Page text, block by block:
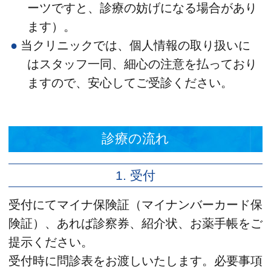
ーツですと、診療の妨げになる場合があり
ます）。
当クリニックでは、個人情報の取り扱いに
はスタッフ一同、細心の注意を払っており
ますので、安心してご受診ください。
診療の流れ
1. 受付
受付にてマイナ保険証（マイナンバーカード保
険証）、あれば診察券、紹介状、お薬手帳をご
提示ください。
受付時に問診表をお渡しいたします。必要事項